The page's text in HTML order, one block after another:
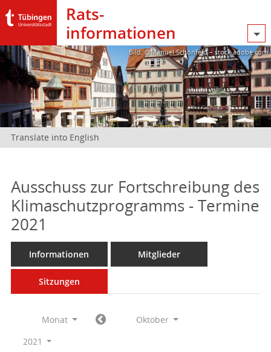
Rats­
informationen
Bild: @Manuel Schönfeld – stock.adobe.com
Translate into English
Ausschuss zur Fortschreibung des
Klimaschutzprogramms - Termine
2021
Informationen Mitglieder
Sitzungen
Monat
Oktober
2021